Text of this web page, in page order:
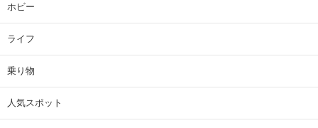
ホビー
ライフ
乗り物
人気スポット